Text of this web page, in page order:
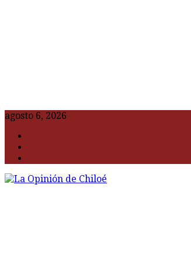
agosto 6, 2026